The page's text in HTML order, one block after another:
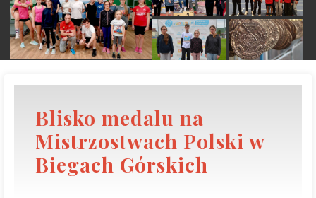
Blisko medalu na
Mistrzostwach Polski w
Biegach Górskich